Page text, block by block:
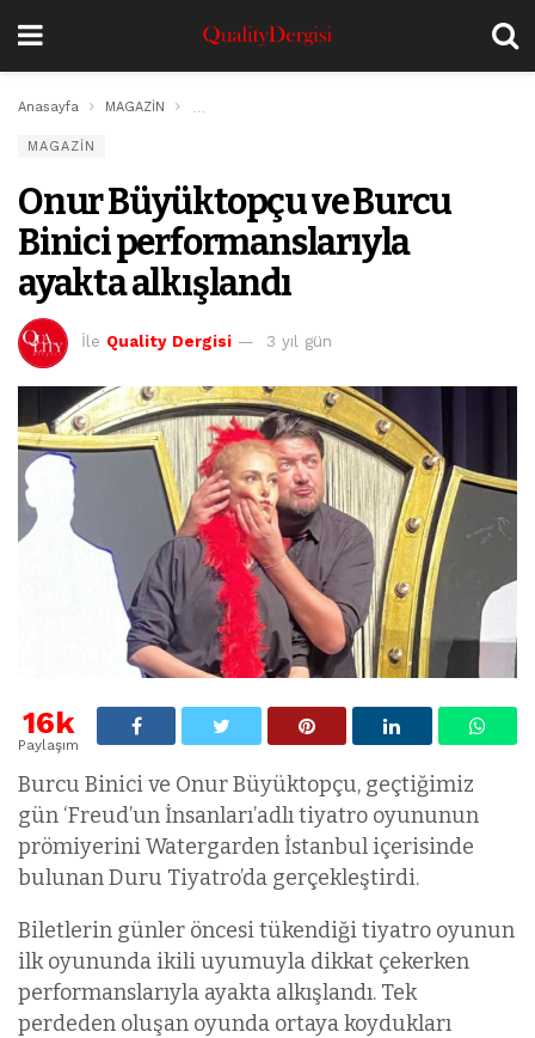
Anasayfa MAGAZİN
MAGAZİN
Onur Büyüktopçu ve Burcu
Binici performanslarıyla
ayakta alkışlandı
İle Quality Dergisi 3 yıl gün
16k
Paylaşım
Burcu Binici ve Onur Büyüktopçu, geçtiğimiz
gün ‘Freud’un İnsanları’adlı tiyatro oyununun
prömiyerini Watergarden İstanbul içerisinde
bulunan Duru Tiyatro’da gerçekleştirdi.
Biletlerin günler öncesi tükendiği tiyatro oyunun
ilk oyununda ikili uyumuyla dikkat çekerken
performanslarıyla ayakta alkışlandı. Tek
perdeden oluşan oyunda ortaya koydukları